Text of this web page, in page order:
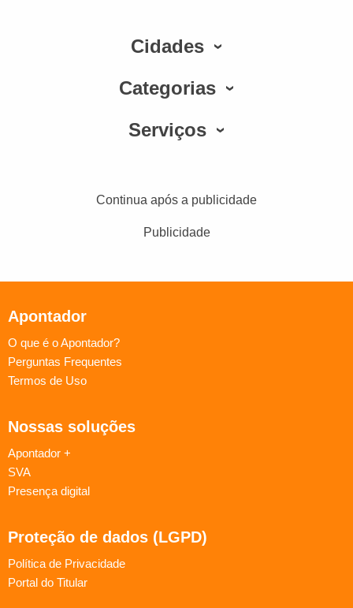
Cidades
Categorias
Serviços
Continua após a publicidade
Publicidade
Apontador
O que é o Apontador?
Perguntas Frequentes
Termos de Uso
Nossas soluções
Apontador +
SVA
Presença digital
Proteção de dados (LGPD)
Política de Privacidade
Portal do Titular